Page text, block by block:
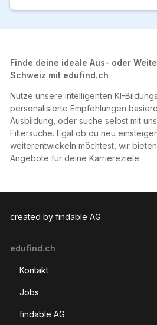
Finde deine ideale Aus- oder
Schweiz mit edufind.ch
Nutze unsere intelligenten KI-
personalisierte Empfehlungen
Ausbildung, oder suche selbst mit
Filtersuche. Egal ob du neu
weiterentwickeln möchtest, wir
Angebote für deine Karriereziele.
created by findable AG
edufind.ch
Kontakt
Jobs
findable AG